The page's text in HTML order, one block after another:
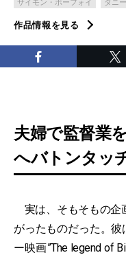
サイモン・ボーフォイ
ダニ
作品情報を見る
夫婦で監督業
へバトンタッ
実は、そもそもの企
がったものだった。彼
ー映画”The legend of